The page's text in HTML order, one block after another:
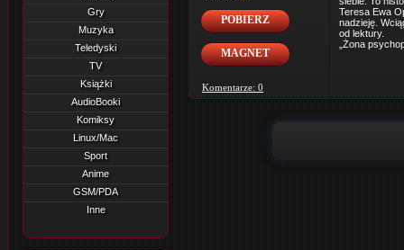
Gry
Muzyka
Teledyski
TV
Książki
AudioBooki
Komiksy
Linux/Mac
Sport
Anime
GSM/PDA
Inne
POBIERZ
MAGNET
Komentarze: 0
Teresa Ewa
nadzieję.
od lektury.
„Żona